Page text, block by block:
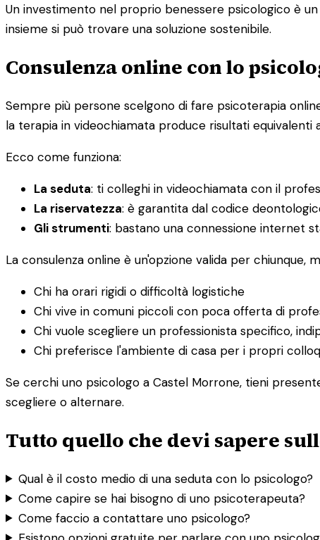
Un investimento nel proprio benessere psicologico è
insieme si può trovare una soluzione sostenibile.
Consulenza online con lo
Sempre più persone scelgono di fare psicoterapia
la terapia in videochiamata produce risultati equivalenti
Ecco come funziona:
La seduta: ti colleghi in videochiamata con il
La riservatezza: è garantita dal codice
Gli strumenti: bastano una connessione internet
La consulenza online è un'opzione valida per chiunque,
Chi ha orari rigidi o difficoltà logistiche
Chi vive in comuni piccoli con poca offerta di
Chi vuole scegliere un professionista specifico,
Chi preferisce l'ambiente di casa per i propri
Se cerchi uno psicologo a Castel Morrone, tieni
scegliere o alternare.
Tutto quello che devi sapere
Qual è il costo medio di una seduta con lo psicologo?
Come capire se hai bisogno di uno psicoterapeuta?
Come faccio a contattare uno psicologo?